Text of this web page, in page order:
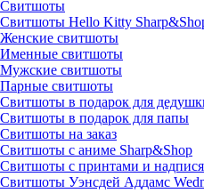
Свитшоты
Cвитшоты Hello Kitty
Женские свитшоты
Именные свитшоты
Мужские свитшоты
Парные свитшоты
Свитшоты в подарок для
Свитшоты в подарок для папы
Свитшоты на заказ
Свитшоты с аниме Sharp&Shop
Свитшоты с принтами и
Свитшоты Уэнсдей Аддамс